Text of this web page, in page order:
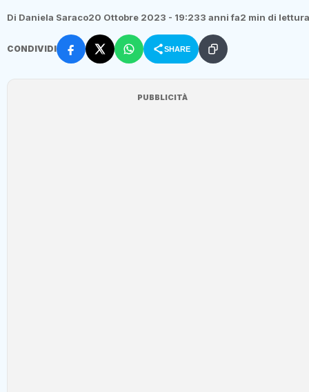
Di Daniela Saraco20 Ottobre 2023 - 19:233 anni fa2 min di lettura
CONDIVIDI SHARE
PUBBLICITÀ